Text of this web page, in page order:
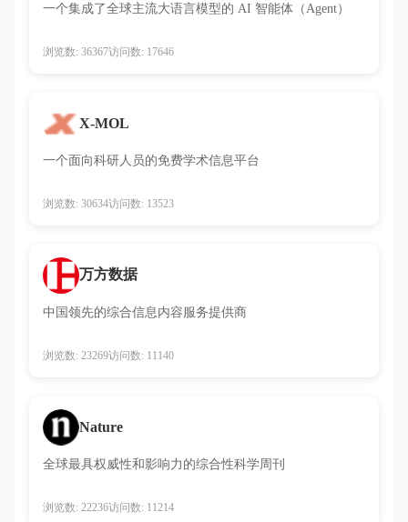
一个集成了全球主流大语言模型的 AI 智能体（Agent）
浏览数: 36367访问数: 17646
X-MOL
一个面向科研人员的免费学术信息平台
浏览数: 30634访问数: 13523
万方数据
中国领先的综合信息内容服务提供商
浏览数: 23269访问数: 11140
Nature
全球最具权威性和影响力的综合性科学周刊
浏览数: 22236访问数: 11214